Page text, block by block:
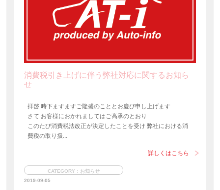
消費税引き上げに伴う弊社対応に関するお知ら
せ
拝啓 時下ますますご隆盛のこととお慶び申し上げます
さて お客様におかれましてはご高承のとおり
このたび消費税法改正が決定したことを受け 弊社における消
費税の取り扱...
詳しくはこちら
CATEGORY：お知らせ
2019-09-05